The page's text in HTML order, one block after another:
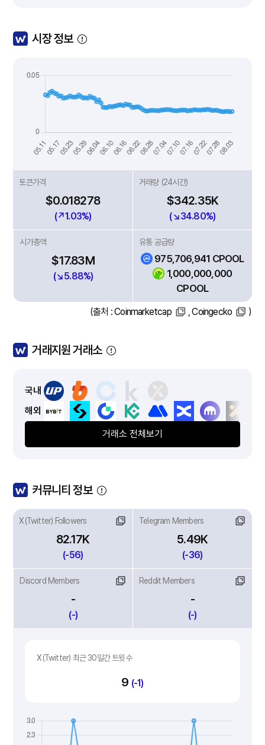
시장 정보
토큰가격
$0.018278
(↗1.03%)
거래량 (24시간)
$342.35K
(↘34.80%)
시가총액
$17.83M
(↘5.88%)
유통 공급량
975,706,941 CPOOL
1,000,000,000
CPOOL
(출처 :Coinmarketcap ,Coingecko )
거래지원 거래소
국내
해외
거래소 전체보기
커뮤니티 정보
X(Twitter) Followers
82.17K
(-56)
Telegram Members
5.49K
(-36)
Discord Members
-
(-)
Reddit Members
-
(-)
X(Twitter) 최근 30일간 트윗수
9 (-1)